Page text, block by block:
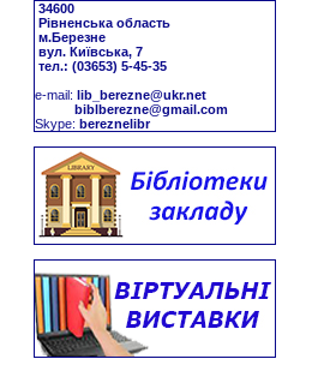
34600
Рівненська область
м.Березне
вул. Київська, 7
тел.: (03653) 5-45-35
е-mail: lib_berezne@ukr.net
biblberezne@gmail.com
Skype: bereznelibr